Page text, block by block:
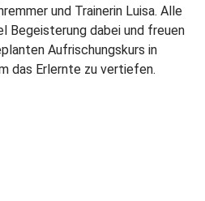
und Trainerin Luisa. Alle
Begeisterung dabei und freuen
Aufrischungskurs in
das Erlernte zu vertiefen.